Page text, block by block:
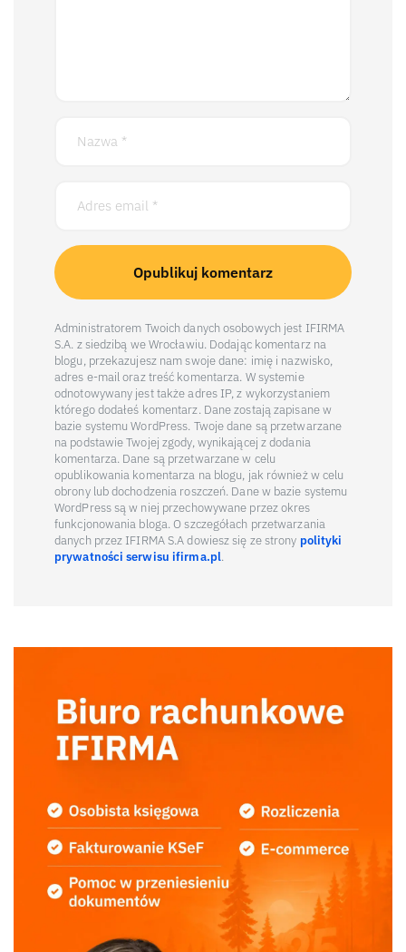
Administratorem Twoich danych osobowych jest IFIRMA
S.A. z siedzibą we Wrocławiu. Dodając komentarz na
blogu, przekazujesz nam swoje dane: imię i nazwisko,
adres e-mail oraz treść komentarza. W systemie
odnotowywany jest także adres IP, z wykorzystaniem
którego dodałeś komentarz. Dane zostają zapisane w
bazie systemu WordPress. Twoje dane są przetwarzane
na podstawie Twojej zgody, wynikającej z dodania
komentarza. Dane są przetwarzane w celu
opublikowania komentarza na blogu, jak również w celu
obrony lub dochodzenia roszczeń. Dane w bazie systemu
WordPress są w niej przechowywane przez okres
funkcjonowania bloga. O szczegółach przetwarzania
danych przez IFIRMA S.A dowiesz się ze strony polityki
prywatności serwisu ifirma.pl.